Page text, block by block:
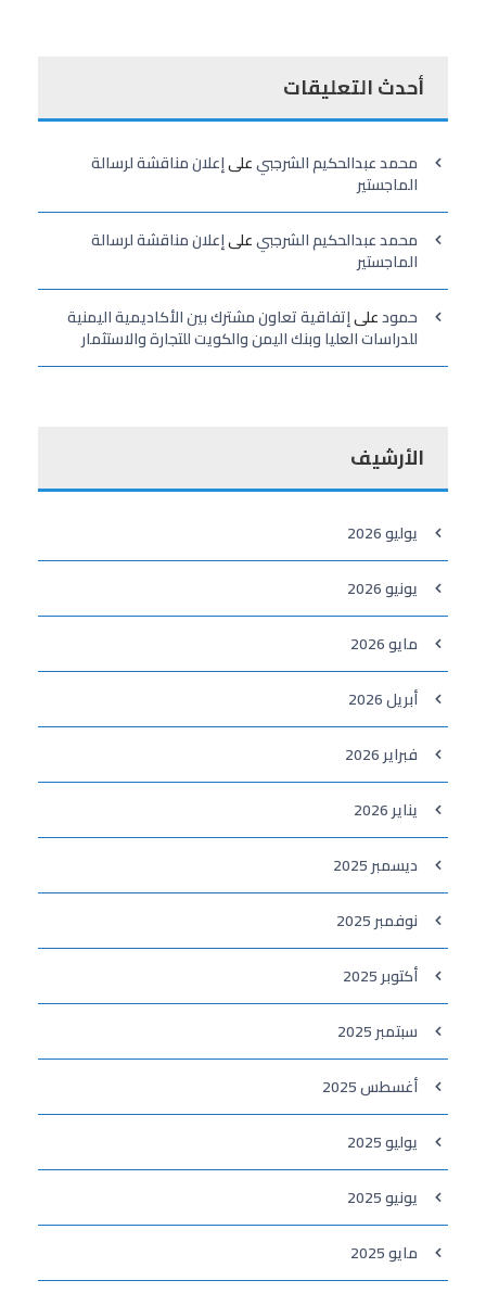
أحدث التعليقات
محمد عبدالحكيم الشرجبيعلىإعلان مناقشة لرسالة
الماجستير
محمد عبدالحكيم الشرجبيعلىإعلان مناقشة لرسالة
الماجستير
حمودعلىإتفاقية تعاون مشترك بين الأكاديمية اليمنية
للدراسات العليا وبنك اليمن والكويت للتجارة والاستثمار
الأرشيف
يوليو 2026
يونيو 2026
مايو 2026
أبريل 2026
فبراير 2026
يناير 2026
ديسمبر 2025
نوفمبر 2025
أكتوبر 2025
سبتمبر 2025
أغسطس 2025
يوليو 2025
يونيو 2025
مايو 2025